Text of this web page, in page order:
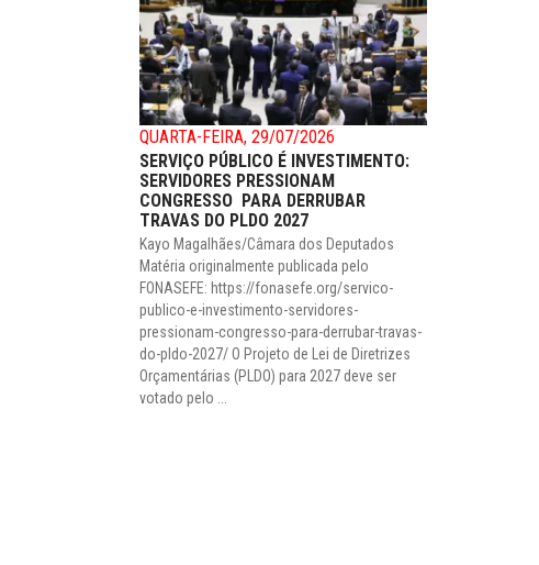
QUARTA-FEIRA, 29/07/2026
SERVIÇO PÚBLICO É INVESTIMENTO:
SERVIDORES PRESSIONAM
CONGRESSO PARA DERRUBAR
TRAVAS DO PLDO 2027
Kayo Magalhães/Câmara dos Deputados
Matéria originalmente publicada pelo
FONASEFE: https://fonasefe.org/servico-
publico-e-investimento-servidores-
pressionam-congresso-para-derrubar-travas-
do-pldo-2027/ O Projeto de Lei de Diretrizes
Orçamentárias (PLDO) para 2027 deve ser
votado pelo ...